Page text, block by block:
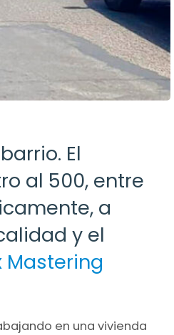
El
al 500, entre
a
y el
Mastering
en una vivienda